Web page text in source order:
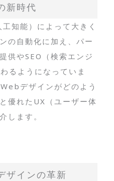
新時代
知能）によって大きく
の自動化に加え、パー
供やSEO（検索エンジ
るようになっていま
デザインがどのよう
優れたUX（ユーザー体
します。
ザインの革新